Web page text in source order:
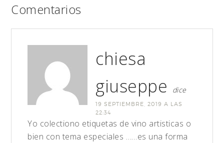
Comentarios
chiesa
giuseppe
dice
19 SEPTIEMBRE, 2019 A LAS
22:34
Yo colectiono etiquetas de vino artisticas o
bien con tema especiales ……es una forma